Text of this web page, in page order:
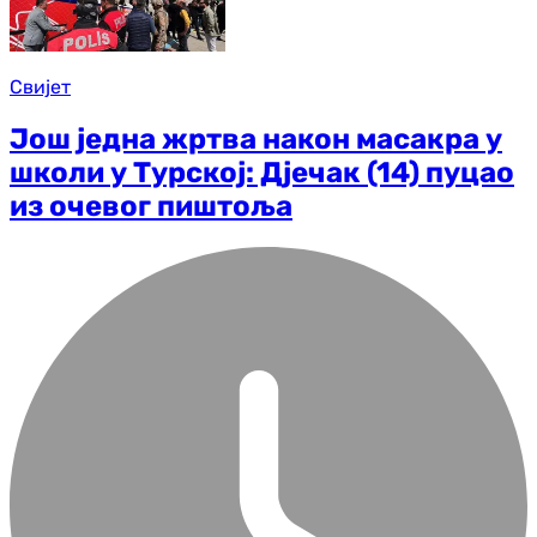
Свијет
Још једна жртва након масакра у
школи у Турској: Дјечак (14) пуцао
из очевог пиштоља